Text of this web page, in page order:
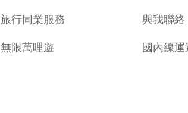
旅行同業服務 與我聯絡
無限萬哩遊 國內線